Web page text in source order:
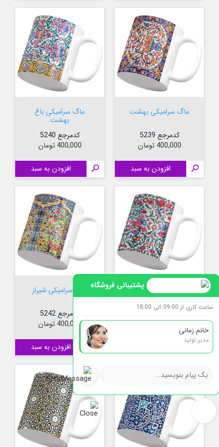
ماگ سرامیکی بهشت
کدمرجع 5239
قیمت
400,000 تومان
 افزودن به سبد
ماگ سرامیکی باغ
بهشت
کدمرجع 5240
قیمت
400,000 تومان
 افزودن به سبد
ماگ سرامیکی گل بهشت
کدمرجع 5241
قیمت
400,000 تومان

ماگ سرامیکی شیراز
کدمرجع 5242
قیمت
400,000 تومان
 افزودن به سبد
پشتیبانی فروشگاه
ساعت کاری از 09:00 الی 18:00
خانم زمانی
مدیر تولید